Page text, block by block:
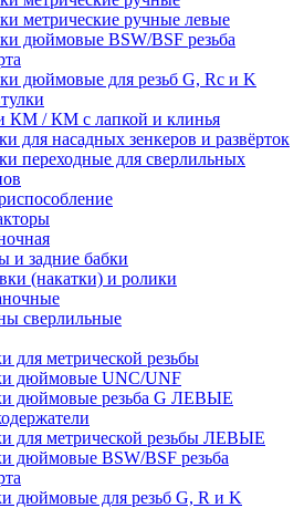
метрические ручные левые
дюймовые BSW/BSF резьба
дюймовые для резьб G, Rc и K
КМ / КМ с лапкой и клинья
для насадных зенкеров и развёрток
переходные для сверлильных
и задние бабки
(накатки) и ролики
сверлильные
для метрической резьбы
дюймовые UNC/UNF
дюймовые резьба G ЛЕВЫЕ
для метрической резьбы ЛЕВЫЕ
дюймовые BSW/BSF резьба
дюймовые для резьб G, R и K